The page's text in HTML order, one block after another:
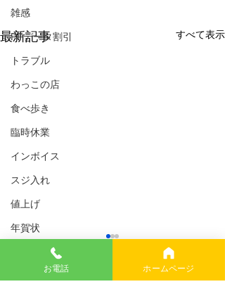
雑感
PFデータ割引
トラブル
わっこの店
食べ歩き
臨時休業
インボイス
スジ入れ
値上げ
年賀状
生米パンづくり
携帯料金
最新記事 すべて表示
10mgにもどす
7mgにしてから、身体中のこ
お電話 ホームページ